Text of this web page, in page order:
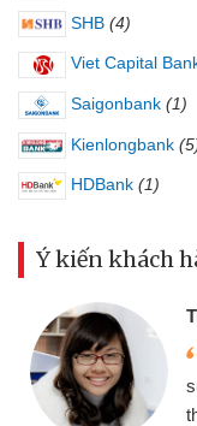
SHB (4)
Viet Capital
Saigonbank (1)
Kienlongbank
HDBank (1)
Ý kiến khách